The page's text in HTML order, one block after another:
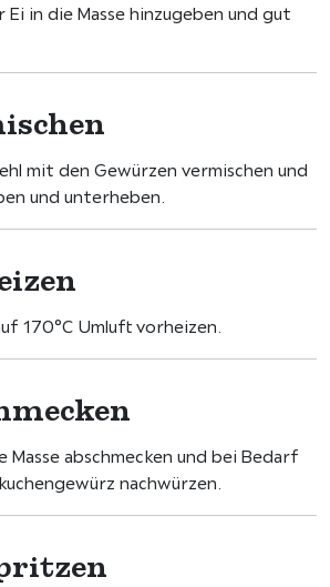
Ei in die Masse hinzugeben und gut
mit den Gewürzen vermischen und
und unterheben.
170°C Umluft vorheizen.
Masse abschmecken und bei Bedarf
nachwürzen.